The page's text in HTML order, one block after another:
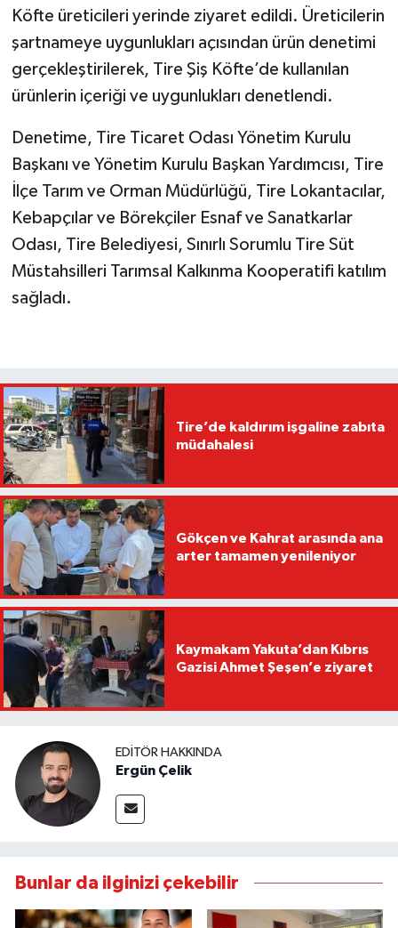
Köfte üreticileri yerinde ziyaret edildi. Üreticilerin
şartnameye uygunlukları açısından ürün denetimi
gerçekleştirilerek, Tire Şiş Köfte’de kullanılan
ürünlerin içeriği ve uygunlukları denetlendi.
Denetime, Tire Ticaret Odası Yönetim Kurulu
Başkanı ve Yönetim Kurulu Başkan Yardımcısı, Tire
İlçe Tarım ve Orman Müdürlüğü, Tire Lokantacılar,
Kebapçılar ve Börekçiler Esnaf ve Sanatkarlar
Odası, Tire Belediyesi, Sınırlı Sorumlu Tire Süt
Müstahsilleri Tarımsal Kalkınma Kooperatifi katılım
sağladı.
Tire’de kaldırım işgaline zabıta
müdahalesi
Gökçen ve Kahrat arasında ana
arter tamamen yenileniyor
Kaymakam Yakuta’dan Kıbrıs
Gazisi Ahmet Şeşen’e ziyaret
EDITÖR HAKKINDA
Ergün Çelik
Bunlar da ilginizi çekebilir